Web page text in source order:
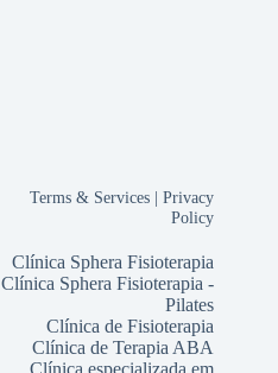
Terms & Services |Privacy
Policy
Clínica Sphera Fisioterapia
Clínica Sphera Fisioterapia -
Pilates
Clínica de Fisioterapia
Clínica de Terapia ABA
Clínica especializada em